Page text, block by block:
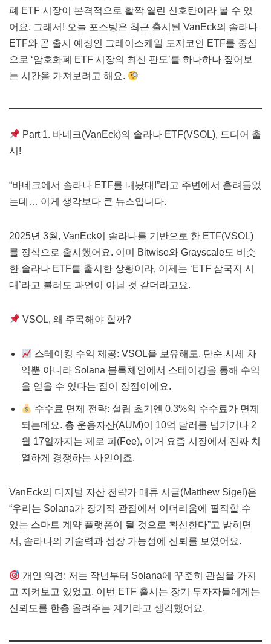
폐 ETF 시장이 본격적으로 활짝 열린 신호탄이라 볼 수 있
어요. 그래서! 오늘 포스팅은 최근 출시된 VanEck의 솔라나
ETF와 곧 출시 예정인 그레이스케일 도지코인 ETF를 중심
으로 ‘암호화폐 ETF 시장의 최신 판도’를 하나하나 짚어보
는 시간을 가져보려고 해요.
Part 1. 바네크(VanEck)의 솔라나 ETF(VSOL), 드디어 출
시!
“바네크에서 솔라나 ETF를 내놨대!”라고 주변에서 흘려들었
는데… 이게 생각보다 큰 뉴스입니다.
2025년 3월, VanEck이 솔라나를 기반으로 한 ETF(VSOL)
를 정식으로 출시했어요. 이미 Bitwise와 Grayscale도 비슷
한 솔라나 ETF를 출시한 상황이라, 이제는 ‘ETF 삼국지 시
대’라고 불러도 과언이 아닐 것 같더라고요.
VSOL, 왜 주목해야 할까?
스테이킹 수익 제공: VSOL을 보유해도, 단순 시세 차
익뿐 아니라 Solana 블록체인에서 스테이킹을 통해 수익
을 얻을 수 있다는 점이 장점이에요.
수수료 면제 전략: 설립 초기엔 0.3%의 수수료가 면제
되는데요. 총 운용자산(AUM)이 10억 달러를 넘기거나 2
월 17일까지는 제로 피(Fee), 이거 요즘 시장에서 진짜 치
열하게 경쟁하는 사인이죠.
VanEck의 디지털 자산 전략가 매튜 시글(Matthew Sigel)은
“우리는 Solana가 장기적 관점에서 이더리움에 필적할 수
있는 스마트 계약 플랫폼이 될 것으로 확신한다”고 밝히면
서, 솔라나의 기술력과 성장 가능성에 신뢰를 보였어요.
개인 의견: 저는 작년부터 Solana에 꾸준히 관심을 가지
고 지켜보고 있었고, 이번 ETF 출시는 장기 투자자들에게는
신뢰도를 한층 올려주는 계기라고 생각했어요.